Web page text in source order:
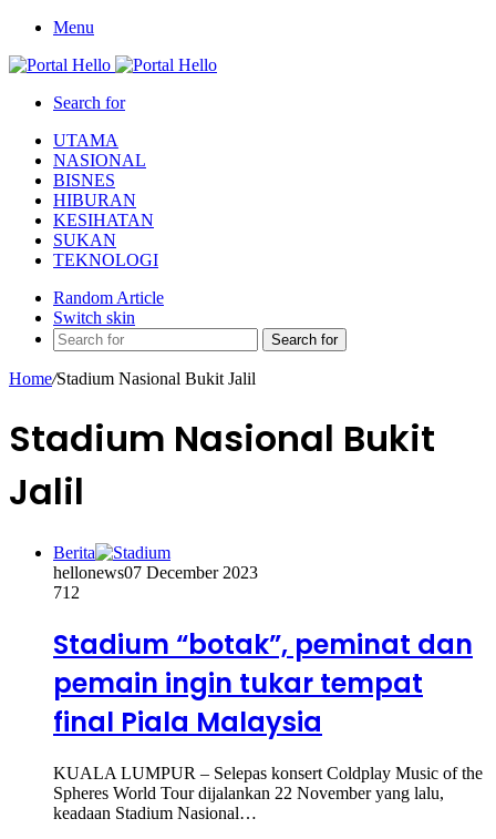
Menu
Search for
UTAMA
NASIONAL
BISNES
HIBURAN
KESIHATAN
SUKAN
TEKNOLOGI
Random Article
Switch skin
Search for
Home/Stadium Nasional Bukit Jalil
Stadium Nasional Bukit
Jalil
Berita
hellonews07 December 2023
712
Stadium “botak”, peminat dan
pemain ingin tukar tempat
final Piala Malaysia
KUALA LUMPUR – Selepas konsert Coldplay Music of the
Spheres World Tour dijalankan 22 November yang lalu,
keadaan Stadium Nasional…